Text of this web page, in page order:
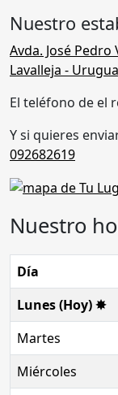
Nuestro
Avda. José Pedro
Lavalleja -
El teléfono de el
Y si quieres
092682619
Nuestro
Día
Lunes (Hoy) ✸
Martes
Miércoles